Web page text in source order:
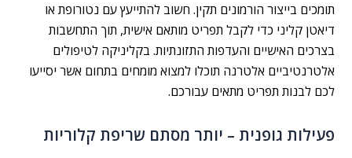
תומכים בייצור הורמונים תקין. חשוב להתייעץ עם נטורופת או
דיאטן קליני כדי לקבל תפריט מותאם אישית, תוך התחשבות
בצרכים האישיים והעדפות התזונתיות. בקליניקה לטיפולים
אלטרנטיביים אלטרנה תוכלו למצוא מומחים בתחום אשר יסייעו
לכם לבנות תפריט מתאים עבורכם.
פעילות גופנית – יותר מסתם שריפת קלוריות